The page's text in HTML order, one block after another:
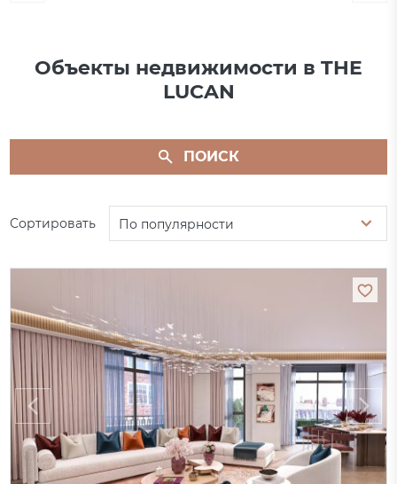
Объекты недвижимости в THE
LUCAN
ПОИСК
Сортировать По популярности